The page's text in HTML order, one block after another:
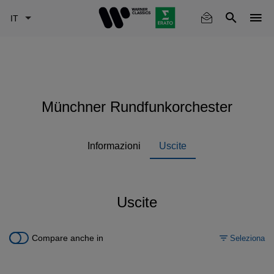
Münchner Rundfunkorchester
Informazioni Uscite
Uscite
Compare anche in Seleziona